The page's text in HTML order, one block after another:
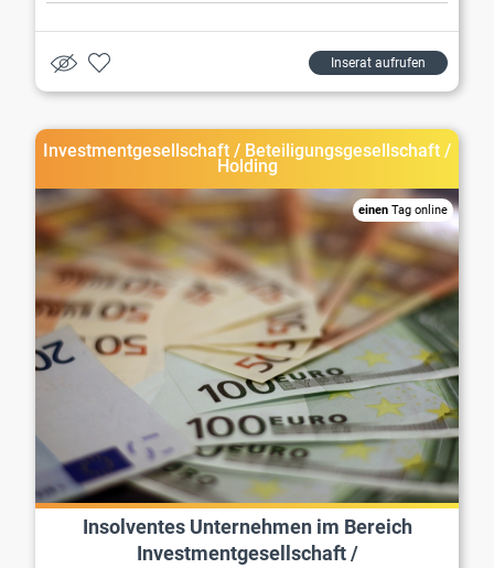
Inserat aufrufen
Investmentgesellschaft / Beteiligungsgesellschaft /
Holding
einen Tag online
Insolventes Unternehmen im Bereich
Investmentgesellschaft /